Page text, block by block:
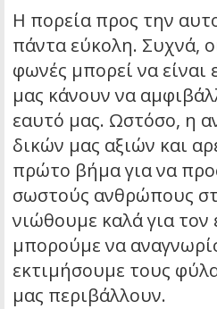
Η πορεία προς την
πάντα εύκολη. Συχνά,
φωνές μπορεί να είναι
μας κάνουν να
εαυτό μας. Ωστόσο, η
δικών μας αξιών και
πρώτο βήμα για να
σωστούς ανθρώπους
νιώθουμε καλά για τον
μπορούμε να
εκτιμήσουμε τους
μας περιβάλλουν.